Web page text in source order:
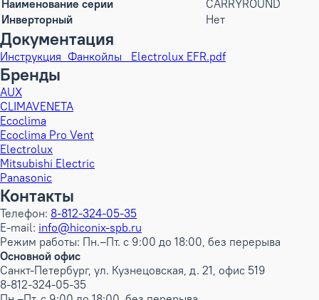
Наименование серии
CARRYROUND
Инверторный
Нет
Документация
Инструкция_Фанкойлы_ Electrolux EFR.pdf
Бренды
AUX
CLIMAVENETA
Ecoclima
Ecoclima Pro Vent
Electrolux
Mitsubishi Electric
Panasonic
Контакты
Телефон: 8-812-324-05-35
E-mail: info@hiconix-spb.ru
Режим работы: Пн.–Пт. с 9:00 до 18:00, без перерыва
Основной офис
Санкт-Петербург, ул. Кузнецовская, д. 21, офис 519
8-812-324-05-35